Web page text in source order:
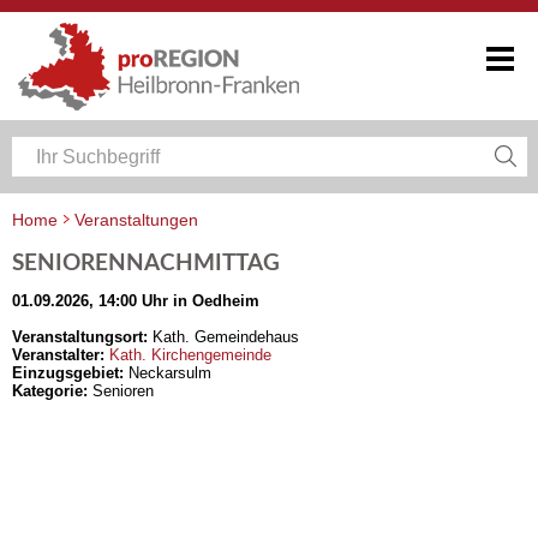
Home
Veranstaltungen
SENIORENNACHMITTAG
01.09.2026, 14:00 Uhr in Oedheim
Veranstaltungsort: Kath. Gemeindehaus
Veranstalter: Kath. Kirchengemeinde
Einzugsgebiet: Neckarsulm
Kategorie: Senioren